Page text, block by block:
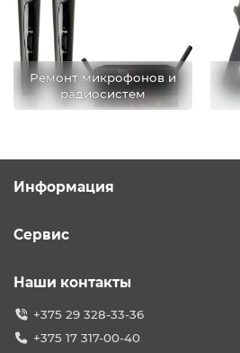
Ремонт микрофонов и
радиосистем
Информация
Сервис
Наши контакты
+375 29 328-33-36
+375 17 317-00-40